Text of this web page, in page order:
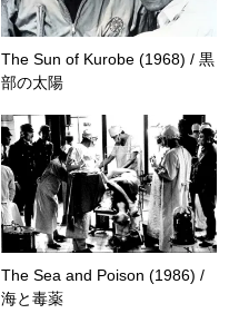
The Sun of Kurobe (1968) / 黒
部の太陽
The Sea and Poison (1986) /
海と毒薬